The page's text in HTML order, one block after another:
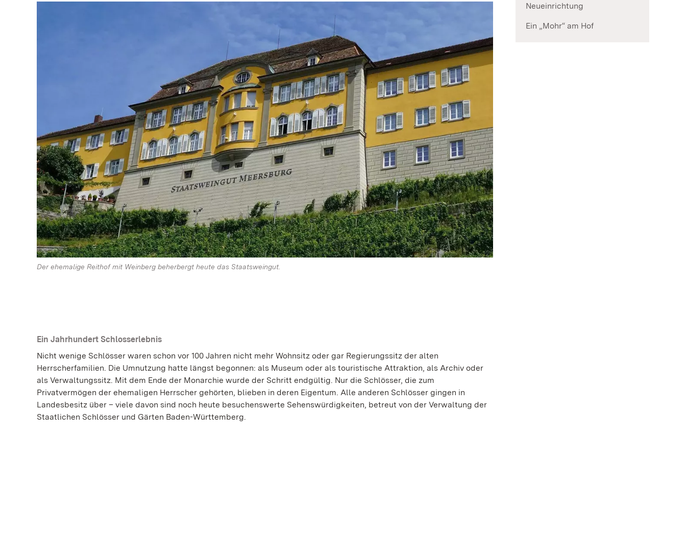
Der ehemalige Reithof mit Weinberg beherbergt heute das Staatsweingut.
Ein Jahrhundert Schlosserlebnis
Nicht wenige Schlösser waren schon vor 100 Jahren nicht mehr Wohnsitz oder gar Regierungssitz der alten
Herrscherfamilien. Die Umnutzung hatte längst begonnen: als Museum oder als touristische Attraktion, als Archiv oder
als Verwaltungssitz. Mit dem Ende der Monarchie wurde der Schritt endgültig. Nur die Schlösser, die zum
Privatvermögen der ehemaligen Herrscher gehörten, blieben in deren Eigentum. Alle anderen Schlösser gingen in
Landesbesitz über – viele davon sind noch heute besuchenswerte Sehenswürdigkeiten, betreut von der Verwaltung der
Staatlichen Schlösser und Gärten Baden-Württemberg.
Neueinrichtung
Ein „Mohr“ am Hof